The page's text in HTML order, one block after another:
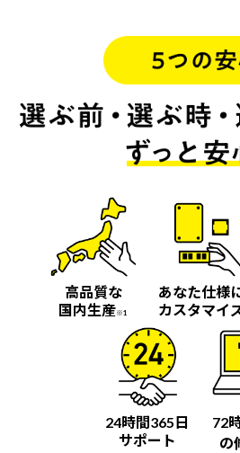
高品質な
国内生産※1
あなた仕様
カスタマイ
24時間365日
サポート
72
の